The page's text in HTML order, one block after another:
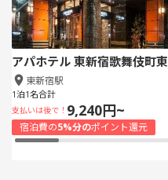
アパホテル 東新宿歌舞伎町東
東新宿駅
1泊1名合計
支払いは後で！ 9,240円~
宿泊費の5%分のポイント還元